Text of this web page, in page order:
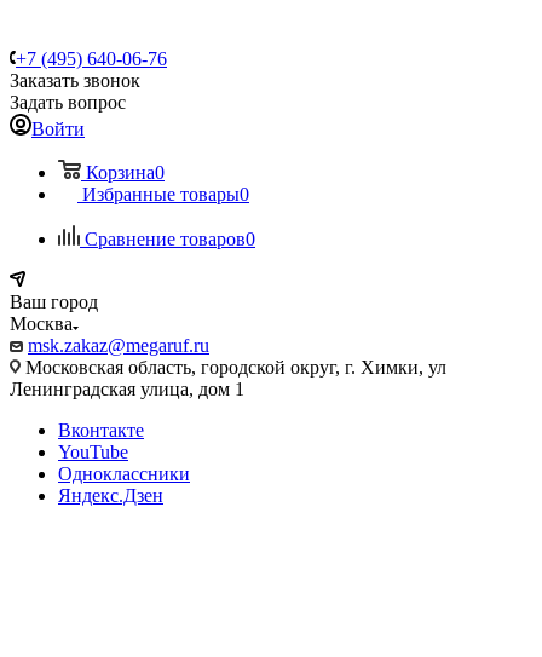
+7 (495) 640-06-76
Заказать звонок
Задать вопрос
Войти
Корзина0
Избранные товары0
Сравнение товаров0
Ваш город
Москва
msk.zakaz@megaruf.ru
Московская область, городской округ, г. Химки, ул
Ленинградская улица, дом 1
Вконтакте
YouTube
Одноклассники
Яндекс.Дзен